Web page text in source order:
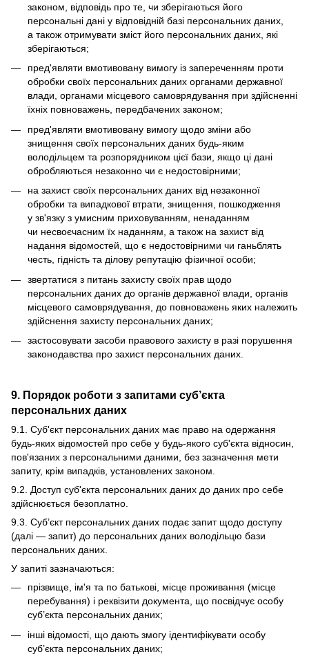
законом, відповідь про те, чи зберігаються його
персональні дані у відповідній базі персональних даних,
а також отримувати зміст його персональних даних, які
зберігаються;
пред'являти вмотивовану вимогу із запереченням проти
обробки своїх персональних даних органами державної
влади, органами місцевого самоврядування при здійсненні
їхніх повноважень, передбачених законом;
пред'являти вмотивовану вимогу щодо зміни або
знищення своїх персональних даних будь-яким
володільцем та розпорядником цієї бази, якщо ці дані
обробляються незаконно чи є недостовірними;
на захист своїх персональних даних від незаконної
обробки та випадкової втрати, знищення, пошкодження
у зв'язку з умисним приховуванням, ненаданням
чи несвоєчасним їх наданням, а також на захист від
надання відомостей, що є недостовірними чи ганьблять
честь, гідність та ділову репутацію фізичної особи;
звертатися з питань захисту своїх прав щодо
персональних даних до органів державної влади, органів
місцевого самоврядування, до повноважень яких належить
здійснення захисту персональних даних;
застосовувати засоби правового захисту в разі порушення
законодавства про захист персональних даних.
9. Порядок роботи з запитами суб’єкта
персональних даних
9.1. Суб'єкт персональних даних має право на одержання
будь-яких відомостей про себе у будь-якого суб'єкта відносин,
пов'язаних з персональними даними, без зазначення мети
запиту, крім випадків, установлених законом.
9.2. Доступ суб'єкта персональних даних до даних про себе
здійснюється безоплатно.
9.3. Суб’єкт персональних даних подає запит щодо доступу
(далі — запит) до персональних даних володільцю бази
персональних даних.
У запиті зазначаються:
прізвище, ім'я та по батькові, місце проживання (місце
перебування) і реквізити документа, що посвідчує особу
суб’єкта персональних даних;
інші відомості, що дають змогу ідентифікувати особу
суб’єкта персональних даних;